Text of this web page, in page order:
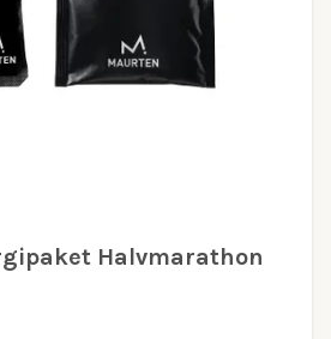
Halvmarathon